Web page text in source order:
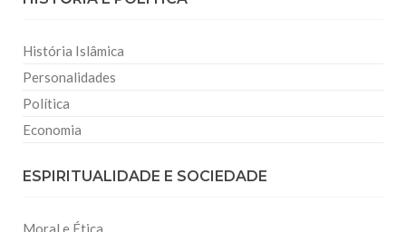
História Islâmica
Personalidades
Política
Economia
ESPIRITUALIDADE E SOCIEDADE
Moral e Ética